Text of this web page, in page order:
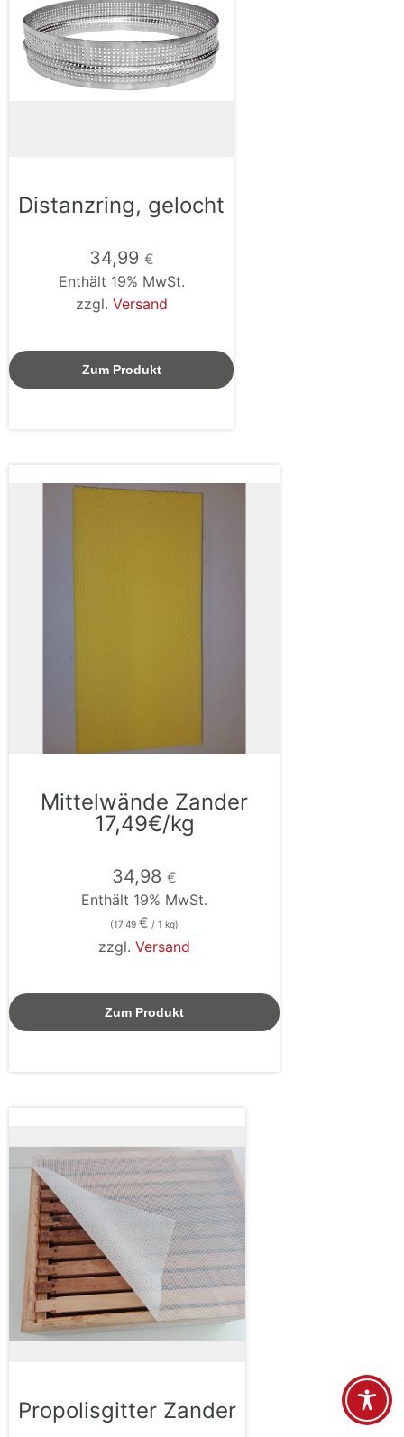
Distanzring, gelocht
34,99 €
Enthält 19% MwSt.
zzgl. Versand
Zum Produkt
Mittelwände Zander
17,49€/kg
34,98 €
Enthält 19% MwSt.
(17,49 € / 1 kg)
zzgl. Versand
Zum Produkt
Propolisgitter Zander